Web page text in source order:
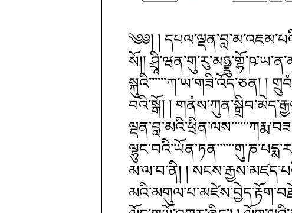
༄༅། །
སོ།།
སྐུའི་་་་་་ཀ་ཡ་གཟི་འོད་ཅན།
བའི་སྒོ། །
མ་ལ་བ་ནི། །